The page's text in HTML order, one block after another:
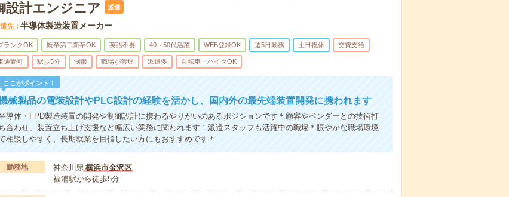
設計エンジニア
派遣
先 半導体製造装置メーカー
ランクOK 既卒第二新卒OK 英語不要 40～50代活躍 WEB登録OK 週5日勤務 土日祝休 交費支給
通勤可 駅歩5分 制服 職場が禁煙 派遣多 自転車・バイクOK
ここがポイント！
械製品の電装設計やPLC設計の経験を活かし、国内外の最先端装置開発に携われます
導体・FPD製造装置の開発や制御設計に携わるやりがいのあるポジションです＊顧客やベンダーとの技術打
合わせ、装置立ち上げ支援など幅広い業務に関われます！派遣スタッフも活躍中の職場＊賑やかな職場環境
相談しやすく、長期就業を目指したい方にもおすすめです＊
勤務地 神奈川県横浜市金沢区
福浦駅から徒歩5分